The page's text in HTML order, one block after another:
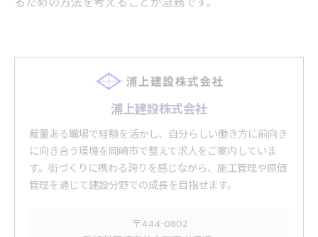
浦上建設株式会社
裁量ある職場で経験を活かし、自分らしい働き方に前向き
に向き合う環境を岡崎市で整えて求人をご案内していま
す。街づくりに携わる誇りを感じながら、施工管理や原価
管理を通じて建設分野での成長を目指せます。
〒444-0802